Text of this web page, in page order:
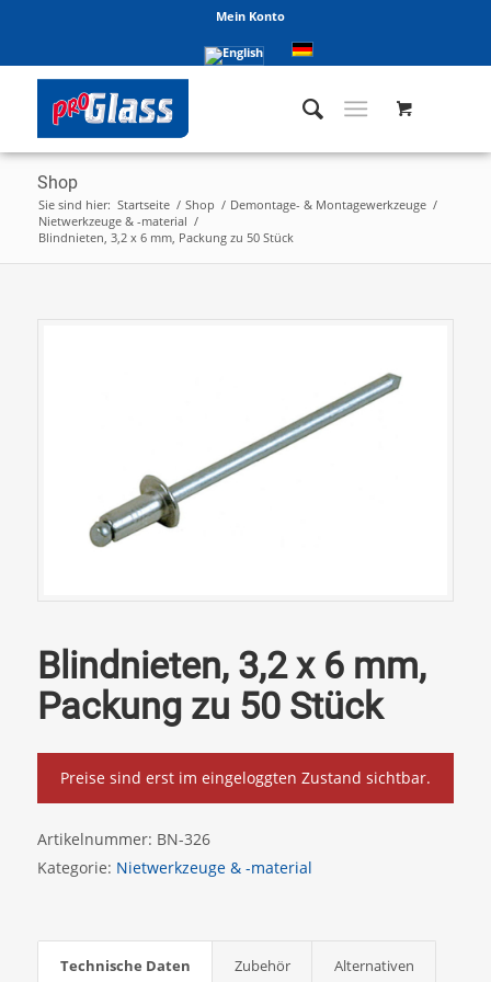
Mein Konto
Shop
Sie sind hier: Startseite / Shop / Demontage- & Montagewerkzeuge /
Nietwerkzeuge & -material /
Blindnieten, 3,2 x 6 mm, Packung zu 50 Stück
Blindnieten, 3,2 x 6 mm,
Packung zu 50 Stück
Preise sind erst im eingeloggten Zustand sichtbar.
Artikelnummer: BN-326
Kategorie: Nietwerkzeuge & -material
Technische Daten Zubehör Alternativen